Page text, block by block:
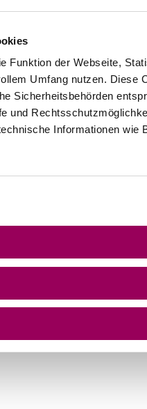
Funktion der Webseite,
Umfang nutzen.
Sicherheitsbehörden
und
Informationen